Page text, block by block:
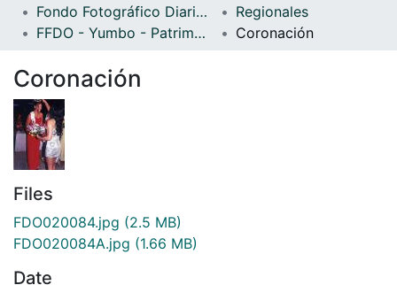
Statistics
Fondo Fotográfico Diario Occidente
Regionales
FFDO - Yumbo - Patrimonial
Coronación
Coronación
Files
FDO020084.jpg (2.5 MB)
FDO020084A.jpg (1.66 MB)
Date